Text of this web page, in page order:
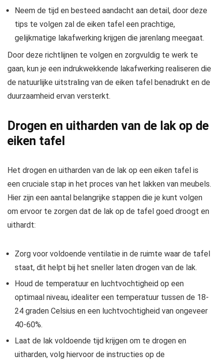
Neem de tijd en besteed aandacht aan detail, door deze
tips te volgen zal de eiken tafel een prachtige,
gelijkmatige lakafwerking krijgen die jarenlang meegaat.
Door deze richtlijnen te volgen en zorgvuldig te werk te
gaan, kun je een indrukwekkende lakafwerking realiseren die
de natuurlijke uitstraling van de eiken tafel benadrukt en de
duurzaamheid ervan versterkt.
Drogen en uitharden van de lak op de
eiken tafel
Het drogen en uitharden van de lak op een eiken tafel is
een cruciale stap in het proces van het lakken van meubels.
Hier zijn een aantal belangrijke stappen die je kunt volgen
om ervoor te zorgen dat de lak op de tafel goed droogt en
uithardt:
Zorg voor voldoende ventilatie in de ruimte waar de tafel
staat, dit helpt bij het sneller laten drogen van de lak.
Houd de temperatuur en luchtvochtigheid op een
optimaal niveau, idealiter een temperatuur tussen de 18-
24 graden Celsius en een luchtvochtigheid van ongeveer
40-60%.
Laat de lak voldoende tijd krijgen om te drogen en
uitharden, volg hiervoor de instructies op de